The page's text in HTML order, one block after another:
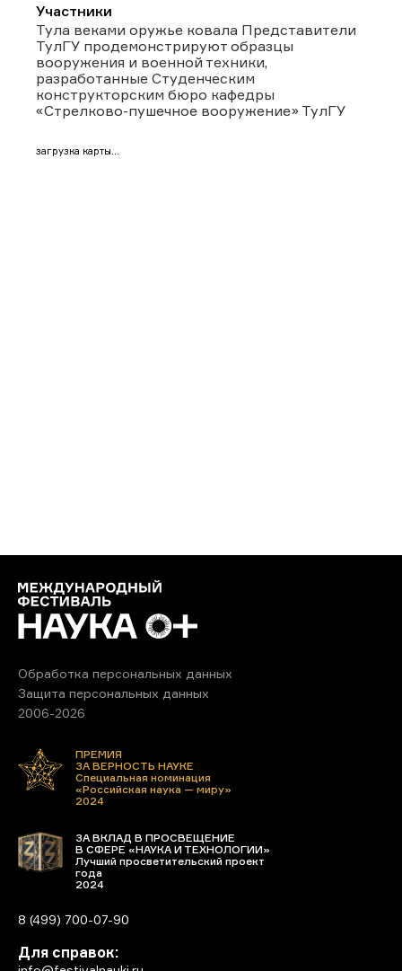
Участники
Тула веками оружье ковала Представители
ТулГУ продемонстрируют образцы
вооружения и военной техники,
разработанные Студенческим
конструкторским бюро кафедры
«Стрелково-пушечное вооружение» ТулГУ
загрузка карты...
Обработка персональных данных
Защита персональных данных
2006-2026
ПРЕМИЯ
ЗА ВЕРНОСТЬ НАУКЕ
Специальная номинация
«Российская наука — миру»
2024
ЗА ВКЛАД В ПРОСВЕЩЕНИЕ
В СФЕРЕ «НАУКА И ТЕХНОЛОГИИ»
Лучший просветительский проект
года
2024
8 (499) 700-07-90
Для справок: